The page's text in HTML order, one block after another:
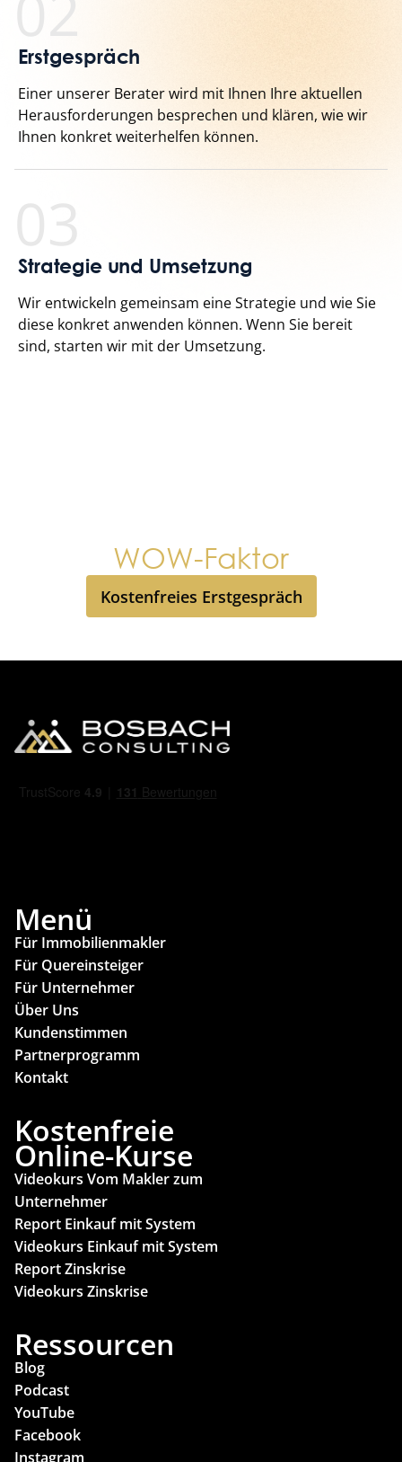
Erstgespräch
Einer unserer Berater wird mit Ihnen Ihre aktuellen
Herausforderungen besprechen und klären, wie wir
Ihnen konkret weiterhelfen können.
Strategie und Umsetzung
Wir entwickeln gemeinsam eine Strategie und wie Sie
diese konkret anwenden können. Wenn Sie bereit
sind, starten wir mit der Umsetzung.
WOW-Faktor
Kostenfreies Erstgespräch
Kostenfreies Erstgespräch
Menü
Für Immobilienmakler
Für Quereinsteiger
Für Unternehmer
Über Uns
Kundenstimmen
Partnerprogramm
Kontakt
Kostenfreie
Online-Kurse
Videokurs Vom Makler zum
Unternehmer
Report Einkauf mit System
Videokurs Einkauf mit System
Report Zinskrise
Videokurs Zinskrise
Ressourcen
Blog
Podcast
YouTube
Facebook
Instagram